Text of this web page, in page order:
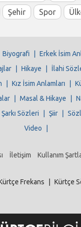
Şehir Spor
Biyografi Erkek İsim
Hikaye İlahi
Kız İsim Anlamları
Masal & Hikaye
Şarkı Sözleri Şiir
Video
İletişim Kullanım
Frekans Kürtçe